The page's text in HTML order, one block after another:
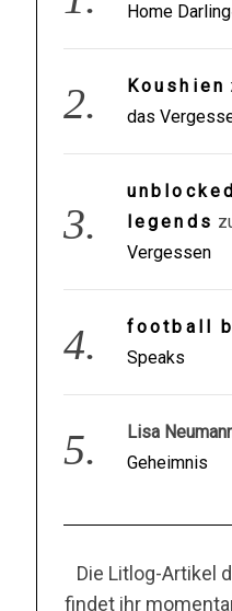
Home
Koushien
das
legends
Vergessen
football
Speaks
Lisa
Geheimnis
Die Litlog-Artikel
findet ihr